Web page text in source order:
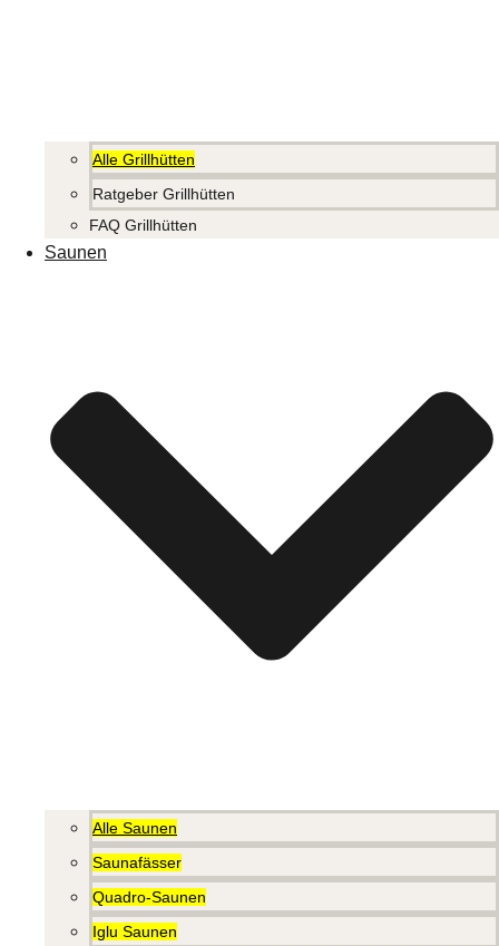
Alle Grillhütten
Ratgeber Grillhütten
FAQ Grillhütten
Saunen
Alle Saunen
Saunafässer
Quadro-Saunen
Iglu Saunen